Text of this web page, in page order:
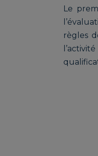
Le
règles